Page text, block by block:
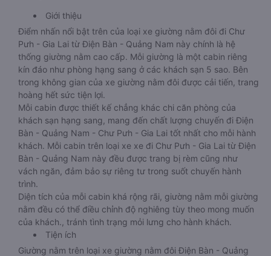
Giới thiệu
Điểm nhấn nổi bật trên của loại xe giường nằm đôi đi Chư
Pưh - Gia Lai từ Điện Bàn - Quảng Nam này chính là hệ
thống giường nằm cao cấp. Mỗi giường là một cabin riêng
kín đáo như phòng hạng sang ở các khách sạn 5 sao. Bên
trong không gian của xe giường nằm đôi được cải tiến, trang
hoàng hết sức tiện lợi.
Mỗi cabin được thiết kế chẳng khác chi căn phòng của
khách sạn hạng sang, mang đến chất lượng chuyến đi Điện
Bàn - Quảng Nam - Chư Pưh - Gia Lai tốt nhất cho mỗi hành
khách. Mỗi cabin trên loại xe xe đi Chư Pưh - Gia Lai từ Điện
Bàn - Quảng Nam này đều được trang bị rèm cũng như
vách ngăn, đảm bảo sự riêng tư trong suốt chuyến hành
trình.
Diện tích của mỗi cabin khá rộng rãi, giường nằm mỗi giường
nằm đều có thể điều chỉnh độ nghiêng tùy theo mong muốn
của khách., tránh tình trạng mỏi lưng cho hành khách.
Tiện ích
Giường nằm trên loại xe giường nằm đôi Điện Bàn - Quảng